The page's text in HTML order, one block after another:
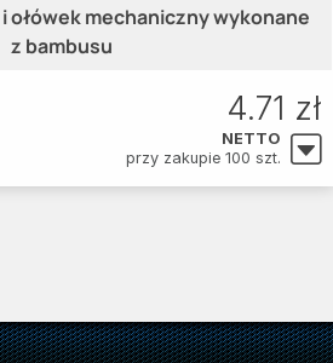
ołówek mechaniczny wykonane
z bambusu
4.71 zł
NETTO
przy zakupie 100 szt.